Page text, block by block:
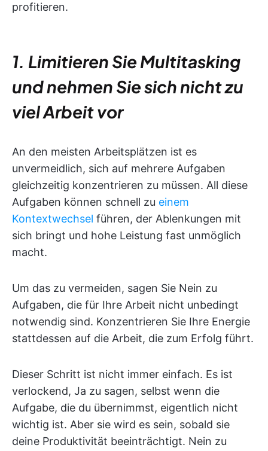
profitieren.
1. Limitieren Sie Multitasking
und nehmen Sie sich nicht zu
viel Arbeit vor
An den meisten Arbeitsplätzen ist es
unvermeidlich, sich auf mehrere Aufgaben
gleichzeitig konzentrieren zu müssen. All diese
Aufgaben können schnell zu einem
Kontextwechsel führen, der Ablenkungen mit
sich bringt und hohe Leistung fast unmöglich
macht.
Um das zu vermeiden, sagen Sie Nein zu
Aufgaben, die für Ihre Arbeit nicht unbedingt
notwendig sind. Konzentrieren Sie Ihre Energie
stattdessen auf die Arbeit, die zum Erfolg führt.
Dieser Schritt ist nicht immer einfach. Es ist
verlockend, Ja zu sagen, selbst wenn die
Aufgabe, die du übernimmst, eigentlich nicht
wichtig ist. Aber sie wird es sein, sobald sie
deine Produktivität beeinträchtigt. Nein zu